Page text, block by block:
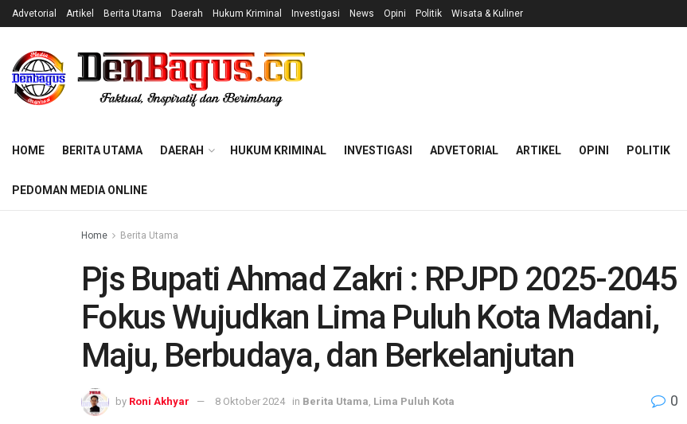
Advetorial Artikel Berita Utama Daerah Hukum Kriminal Investigasi News Opini Politik Wisata & Kuliner
HOME BERITA UTAMA DAERAH HUKUM KRIMINAL INVESTIGASI ADVETORIAL ARTIKEL OPINI POLITIK
PEDOMAN MEDIA ONLINE
Home Berita Utama
Pjs Bupati Ahmad Zakri : RPJPD 2025-2045
Fokus Wujudkan Lima Puluh Kota Madani,
Maju, Berbudaya, dan Berkelanjutan
by Roni Akhyar 8 Oktober 2024 in Berita Utama Lima Puluh Kota 0